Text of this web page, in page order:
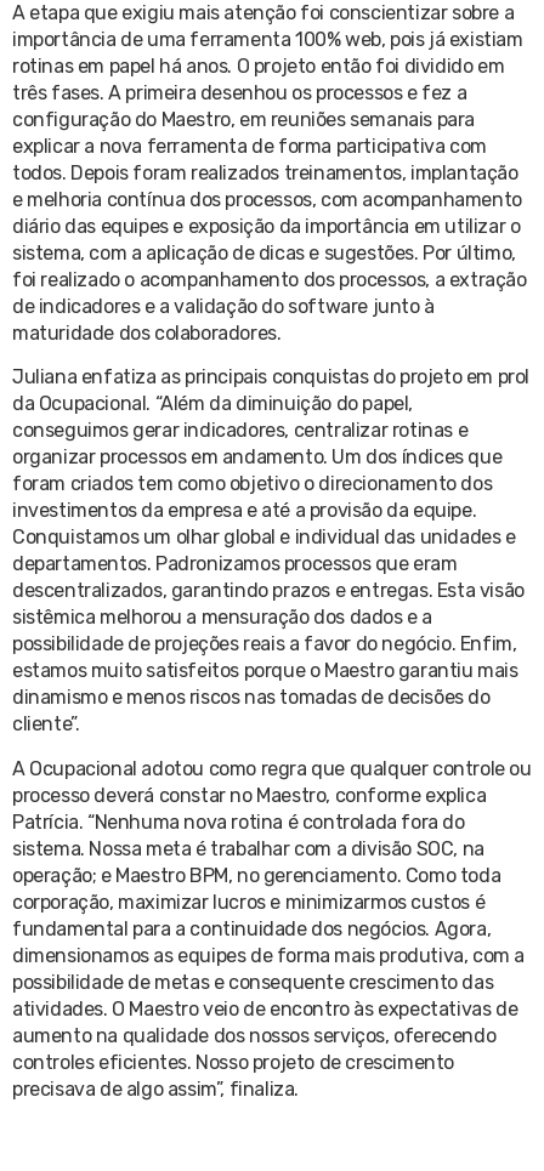
A etapa que exigiu mais atenção foi conscientizar sobre a
importância de uma ferramenta 100% web, pois já existiam
rotinas em papel há anos. O projeto então foi dividido em
três fases. A primeira desenhou os processos e fez a
configuração do Maestro, em reuniões semanais para
explicar a nova ferramenta de forma participativa com
todos. Depois foram realizados treinamentos, implantação
e melhoria contínua dos processos, com acompanhamento
diário das equipes e exposição da importância em utilizar o
sistema, com a aplicação de dicas e sugestões. Por último,
foi realizado o acompanhamento dos processos, a extração
de indicadores e a validação do software junto à
maturidade dos colaboradores.
Juliana enfatiza as principais conquistas do projeto em prol
da Ocupacional. “Além da diminuição do papel,
conseguimos gerar indicadores, centralizar rotinas e
organizar processos em andamento. Um dos índices que
foram criados tem como objetivo o direcionamento dos
investimentos da empresa e até a provisão da equipe.
Conquistamos um olhar global e individual das unidades e
departamentos. Padronizamos processos que eram
descentralizados, garantindo prazos e entregas. Esta visão
sistêmica melhorou a mensuração dos dados e a
possibilidade de projeções reais a favor do negócio. Enfim,
estamos muito satisfeitos porque o Maestro garantiu mais
dinamismo e menos riscos nas tomadas de decisões do
cliente”.
A Ocupacional adotou como regra que qualquer controle ou
processo deverá constar no Maestro, conforme explica
Patrícia. “Nenhuma nova rotina é controlada fora do
sistema. Nossa meta é trabalhar com a divisão SOC, na
operação; e Maestro BPM, no gerenciamento. Como toda
corporação, maximizar lucros e minimizarmos custos é
fundamental para a continuidade dos negócios. Agora,
dimensionamos as equipes de forma mais produtiva, com a
possibilidade de metas e consequente crescimento das
atividades. O Maestro veio de encontro às expectativas de
aumento na qualidade dos nossos serviços, oferecendo
controles eficientes. Nosso projeto de crescimento
precisava de algo assim”, finaliza.